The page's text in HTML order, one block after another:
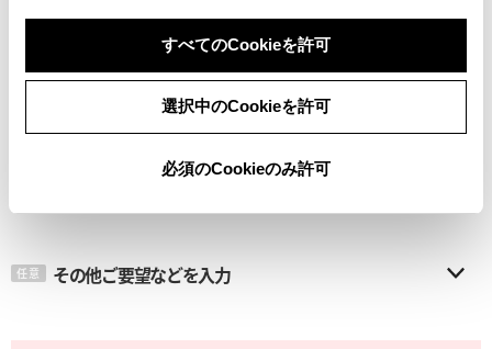
すべてのCookieを許可
選択中のCookieを許可
必須のCookieのみ許可
メールアドレス
任意 その他ご要望などを入力